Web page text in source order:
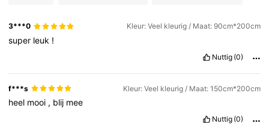
3***0 Kleur: Veel kleurig / Maat: 90cm*200cm
super leuk !
Nuttig (0)
f***s Kleur: Veel kleurig / Maat: 150cm*200cm
heel mooi , blij mee
Nuttig (0)